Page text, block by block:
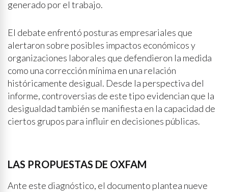
generado por el trabajo.
El debate enfrentó posturas empresariales que
alertaron sobre posibles impactos económicos y
organizaciones laborales que defendieron la medida
como una corrección mínima en una relación
históricamente desigual. Desde la perspectiva del
informe, controversias de este tipo evidencian que la
desigualdad también se manifiesta en la capacidad de
ciertos grupos para influir en decisiones públicas.
LAS PROPUESTAS DE OXFAM
Ante este diagnóstico, el documento plantea nueve